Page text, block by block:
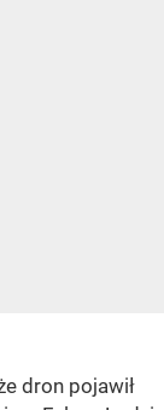
dron pojawił